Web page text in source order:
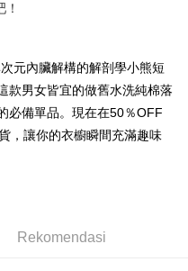
Mobile dan tersedia untuk
permohonan tambahan.
selesai setelah pembayaran
Beli Sekarang Bayar Kemudian
元內臟解構的解剖學小熊短
款男女皆宜的做舊水洗純棉落
必備單品。現在在50％OFF
，讓你的衣櫥瞬間充滿趣味
Rekomendasi